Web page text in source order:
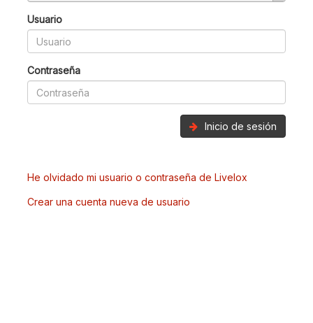
Usuario
Contraseña
Inicio de sesión
He olvidado mi usuario o contraseña de Livelox
Crear una cuenta nueva de usuario